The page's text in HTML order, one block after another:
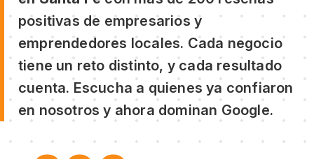
positivas de empresarios y
emprendedores locales. Cada negocio
tiene un reto distinto, y cada resultado
cuenta. Escucha a quienes ya confiaron
en nosotros y ahora dominan Google.